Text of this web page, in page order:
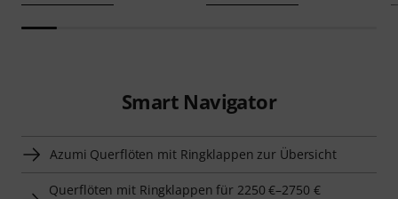
Smart Navigator
Azumi Querflöten mit Ringklappen zur Übersicht
Querflöten mit Ringklappen für 2250 €–2750 €